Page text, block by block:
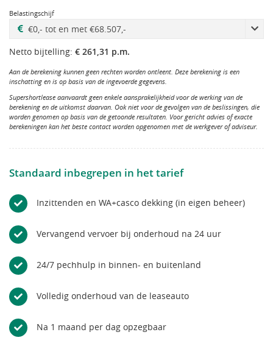
Belastingschijf
Netto bijtelling: € 261,31 p.m.
Aan de berekening kunnen geen rechten worden ontleent. Deze berekening is een
inschatting en is op basis van de ingevoerde gegevens.
Supershortlease aanvaardt geen enkele aansprakelijkheid voor de werking van de
berekening en de uitkomst daarvan. Ook niet voor de gevolgen van de beslissingen, die
worden genomen op basis van de getoonde resultaten. Voor gericht advies of exacte
berekeningen kan het beste contact worden opgenomen met de werkgever of adviseur.
Standaard inbegrepen in het tarief
Inzittenden en WA+casco dekking (in eigen beheer)
Vervangend vervoer bij onderhoud na 24 uur
24/7 pechhulp in binnen- en buitenland
Volledig onderhoud van de leaseauto
Na 1 maand per dag opzegbaar